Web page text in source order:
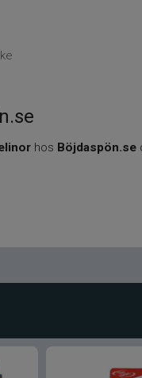
hos Böjdaspön.se